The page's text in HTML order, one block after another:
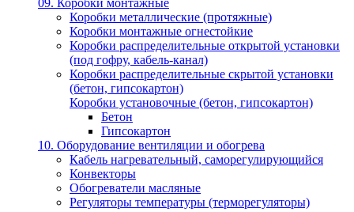
09. Коробки монтажные
Коробки металлические (протяжные)
Коробки монтажные огнестойкие
Коробки распределительные открытой установки
(под гофру, кабель-канал)
Коробки распределительные скрытой установки
(бетон, гипсокартон)
Коробки установочные (бетон, гипсокартон)
Бетон
Гипсокартон
10. Оборудование вентиляции и обогрева
Кабель нагревательный, саморегулирующийся
Конвекторы
Обогреватели масляные
Регуляторы температуры (терморегуляторы)